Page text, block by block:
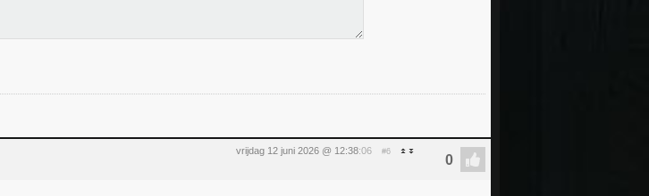
vrijdag 12 juni 2026 @ 12:38:06 #6